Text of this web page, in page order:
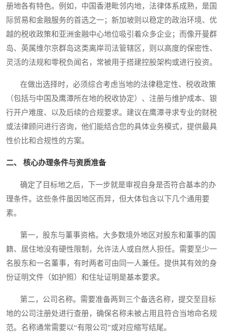
册地各有特色。例如，中国香港毗邻内地，法律体系成熟，是国
际贸易和金融服务的首选之一；新加坡则以稳定的政治环境、优
越的税收政策和亚洲金融中心地位吸引着众多企业；而像开曼群
岛、英属维尔京群岛这类离岸司法管辖区，则以高度的保密性、
灵活的法规和零税负闻名，常被用于搭建控股架构或进行投资。
在做出选择时，必须综合考虑当地的法律稳定性、税收政策
（包括与中国及鹰潭所在地的税收协定）、注册与维护成本、银
行开户难度、以及后续的合规要求。建议在鹰潭寻求专业的财税
或法律顾问进行咨询，他们能结合您的具体业务模式，提供最具
性价比和合规性的方案。
二、 核心办理条件与资质准备
确定了目标地之后，下一步就是审视自身是否符合基本的办
理条件。这些条件虽因地区而异，但大体包含以下几个通用要
素。
第一，股东与董事资格。大多数境外地区对股东和董事的国
籍、居住地没有硬性限制，允许法人或自然人担任。需要至少一
名股东和一名董事，有时两者可由同一人兼任。提供其有效的身
份证明文件（如护照）和住址证明是基本要求。
第二，公司名称。需要准备两到三个备选名称，提交至目标
地的公司注册处进行查册，确保名称未被占用且符合当地命名规
范。名称通常需要以“有限公司”或对应缩写结尾。